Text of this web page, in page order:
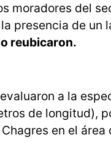
moradores del
presencia de un
reubicaron.
a la
de longitud),
en el área